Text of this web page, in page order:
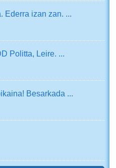
Ederra izan zan. ...
Politta, Leire. ...
Besarkada ...